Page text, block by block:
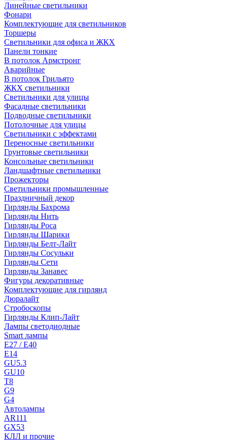
Линейные светильники
Фонари
Комплектующие для светильников
Торшеры
Светильники для офиса и ЖКХ
Панели тонкие
В потолок Армстронг
Аварийные
В потолок Грильято
ЖКХ светильники
Светильники для улицы
Фасадные светильники
Подводные светильники
Потолочные для улицы
Светильники с эффектами
Переносные светильники
Грунтовые светильники
Консольные светильники
Ландшафтные светильники
Прожекторы
Светильники промышленные
Праздничный декор
Гирлянды Бахрома
Гирлянды Нить
Гирлянды Роса
Гирлянды Шарики
Гирлянды Белт-Лайт
Гирлянды Сосульки
Гирлянды Сети
Гирлянды Занавес
Фигуры декоративные
Комплектующие для гирлянд
Дюралайт
Стробоскопы
Гирлянды Клип-Лайт
Лампы светодиодные
Smart лампы
E27 / E40
E14
GU5.3
GU10
T8
G9
G4
Автолампы
AR111
GX53
КЛЛ и прочие